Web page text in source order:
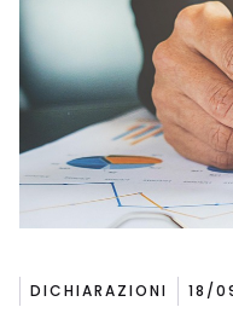
DICHIARAZIONI 18/